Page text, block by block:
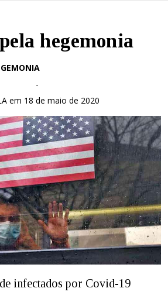
hegemonia
-
em 18 de maio de 2020
infectados por Covid-19